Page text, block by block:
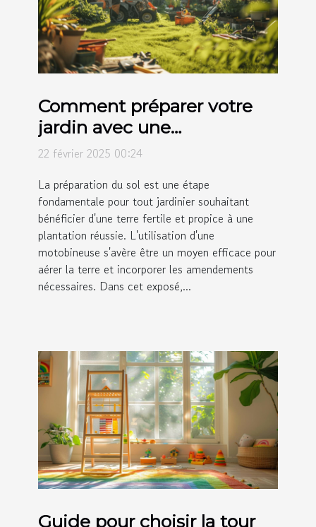
Comment préparer votre
jardin avec une
motobineuse avant la
22 février 2025 00:24
La préparation du sol est une étape
fondamentale pour tout jardinier souhaitant
bénéficier d'une terre fertile et propice à une
plantation réussie. L'utilisation d'une
motobineuse s'avère être un moyen efficace pour
aérer la terre et incorporer les amendements
nécessaires. Dans cet exposé,...
Guide pour choisir la tour